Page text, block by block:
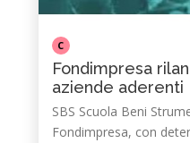
C
Fondimpresa
aziende aderenti
SBS Scuola Beni
Fondimpresa, con